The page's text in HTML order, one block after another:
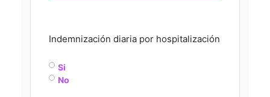
Indemnización diaria por hospitalización
Si
No